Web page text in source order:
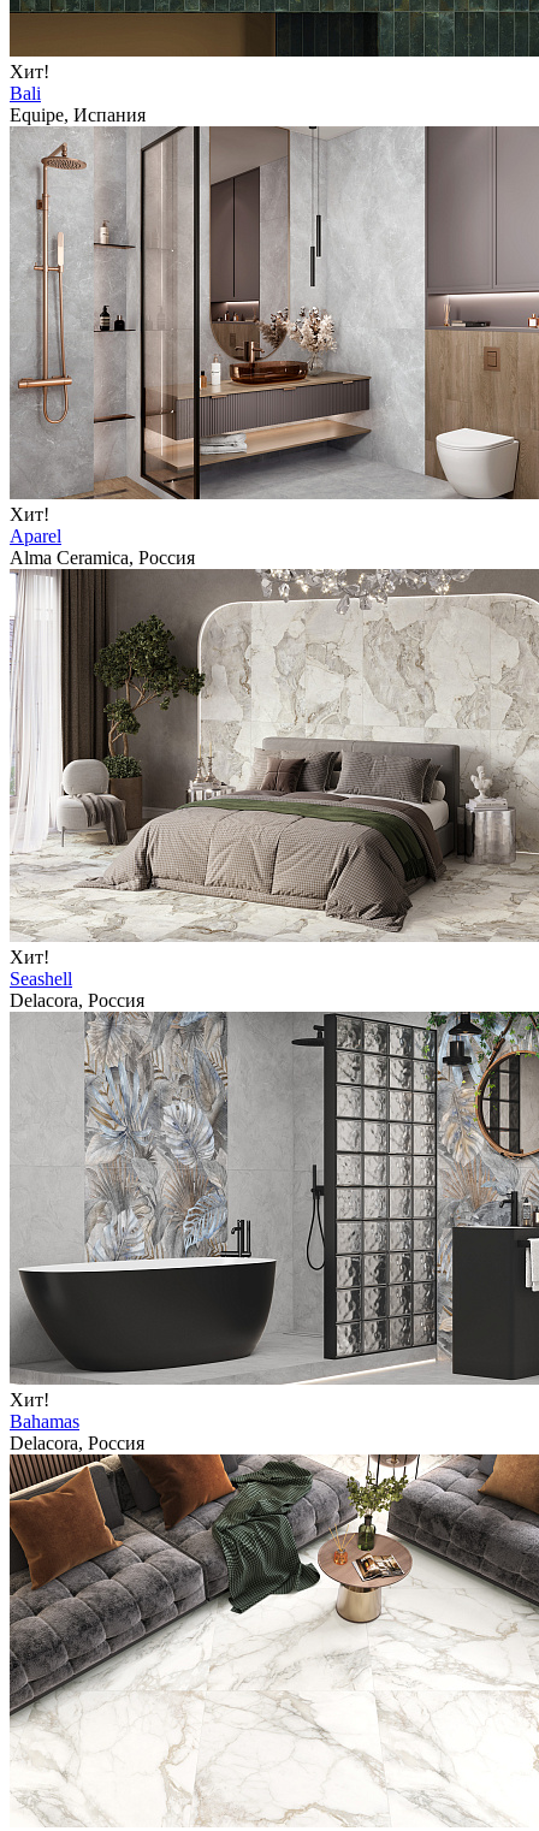
Хит!
Bali
Equipe, Испания
Хит!
Aparel
Alma Ceramica, Россия
Хит!
Seashell
Delacora, Россия
Хит!
Bahamas
Delacora, Россия